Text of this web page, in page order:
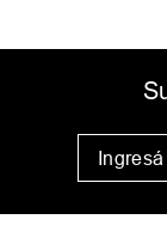
MUJER